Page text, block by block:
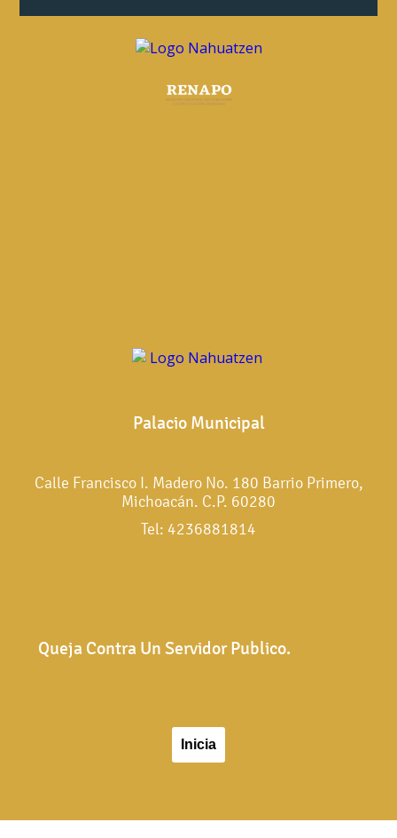
Palacio Municipal
Calle Francisco I. Madero No. 180 Barrio Primero,
Michoacán. C.P. 60280
Tel: 4236881814
Queja Contra Un Servidor Publico.
Inicia